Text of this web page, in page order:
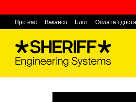
Про нас Вакансії Блог Оплата і